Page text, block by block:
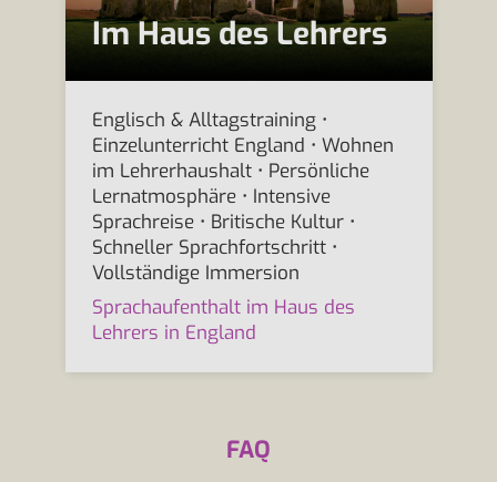
Im Haus des Lehrers
Englisch & Alltagstraining •
Einzelunterricht England • Wohnen
im Lehrerhaushalt • Persönliche
Lernatmosphäre • Intensive
Sprachreise • Britische Kultur •
Schneller Sprachfortschritt •
Vollständige Immersion
Sprachaufenthalt im Haus des
Lehrers in England
FAQ